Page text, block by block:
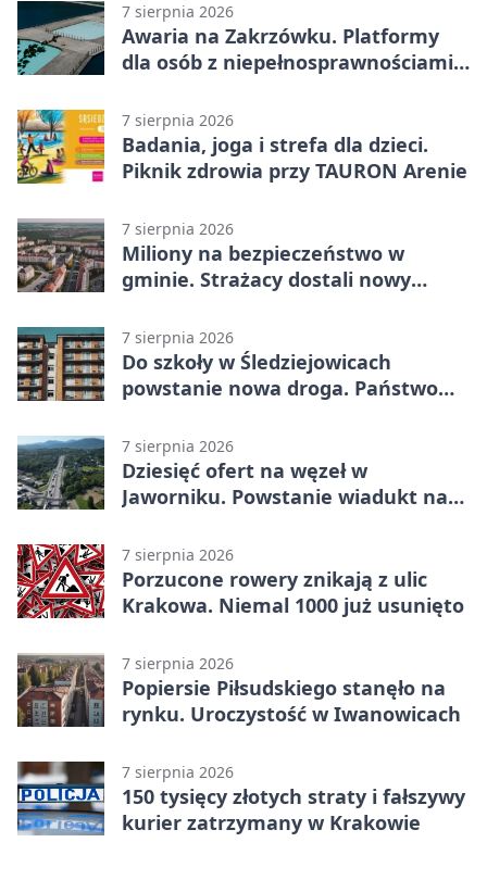
7 sierpnia 2026
Awaria na Zakrzówku. Platformy
dla osób z niepełnosprawnościami
7 sierpnia 2026
Badania, joga i strefa dla dzieci.
Piknik zdrowia przy TAURON Arenie
7 sierpnia 2026
Miliony na bezpieczeństwo w
gminie. Strażacy dostali nowy
7 sierpnia 2026
Do szkoły w Śledziejowicach
powstanie nowa droga. Państwo
7 sierpnia 2026
Dziesięć ofert na węzeł w
Jaworniku. Powstanie wiadukt nad
7 sierpnia 2026
Porzucone rowery znikają z ulic
Krakowa. Niemal 1000 już usunięto
7 sierpnia 2026
Popiersie Piłsudskiego stanęło na
rynku. Uroczystość w Iwanowicach
7 sierpnia 2026
150 tysięcy złotych straty i fałszywy
kurier zatrzymany w Krakowie